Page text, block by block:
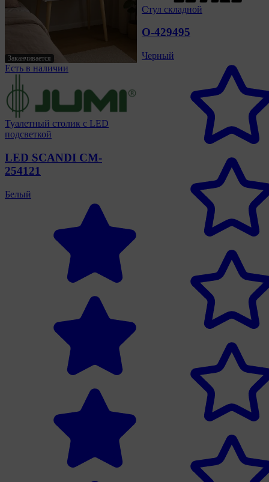
Заканчивается
Есть в наличии
Туалетный столик с LED
подсветкой
LED SCANDI CM-
254121
Белый
Стул складной
O-429495
Черный